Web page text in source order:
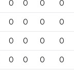
0 0 0 0
0 0 0 0
0 0 0 0
0 0 0 0